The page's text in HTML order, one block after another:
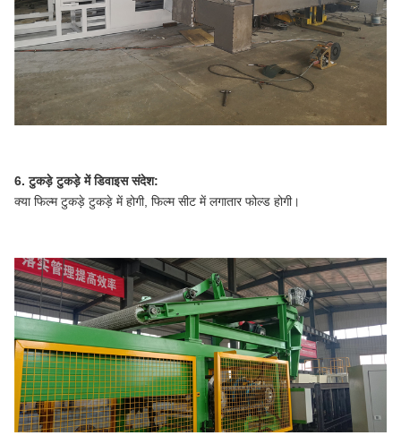
6. टुकड़े टुकड़े में डिवाइस संदेश:
क्या फिल्म टुकड़े टुकड़े में होगी, फिल्म सीट में लगातार फोल्ड होगी।